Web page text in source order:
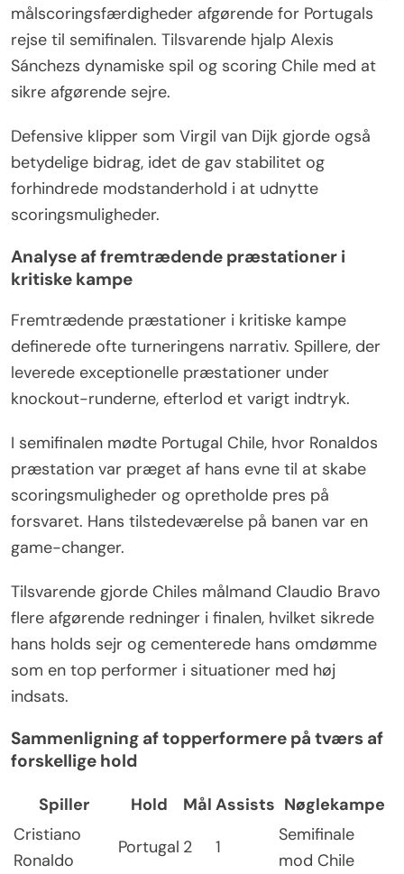
målscoringsfærdigheder afgørende for Portugals
rejse til semifinalen. Tilsvarende hjalp Alexis
Sánchezs dynamiske spil og scoring Chile med at
sikre afgørende sejre.
Defensive klipper som Virgil van Dijk gjorde også
betydelige bidrag, idet de gav stabilitet og
forhindrede modstanderhold i at udnytte
scoringsmuligheder.
Analyse af fremtrædende præstationer i
kritiske kampe
Fremtrædende præstationer i kritiske kampe
definerede ofte turneringens narrativ. Spillere, der
leverede exceptionelle præstationer under
knockout-runderne, efterlod et varigt indtryk.
I semifinalen mødte Portugal Chile, hvor Ronaldos
præstation var præget af hans evne til at skabe
scoringsmuligheder og opretholde pres på
forsvaret. Hans tilstedeværelse på banen var en
game-changer.
Tilsvarende gjorde Chiles målmand Claudio Bravo
flere afgørende redninger i finalen, hvilket sikrede
hans holds sejr og cementerede hans omdømme
som en top performer i situationer med høj
indsats.
Sammenligning af topperformere på tværs af
forskellige hold
Spiller Hold Mål Assists Nøglekampe
Cristiano
Ronaldo
Portugal 2 1
Semifinale
mod Chile